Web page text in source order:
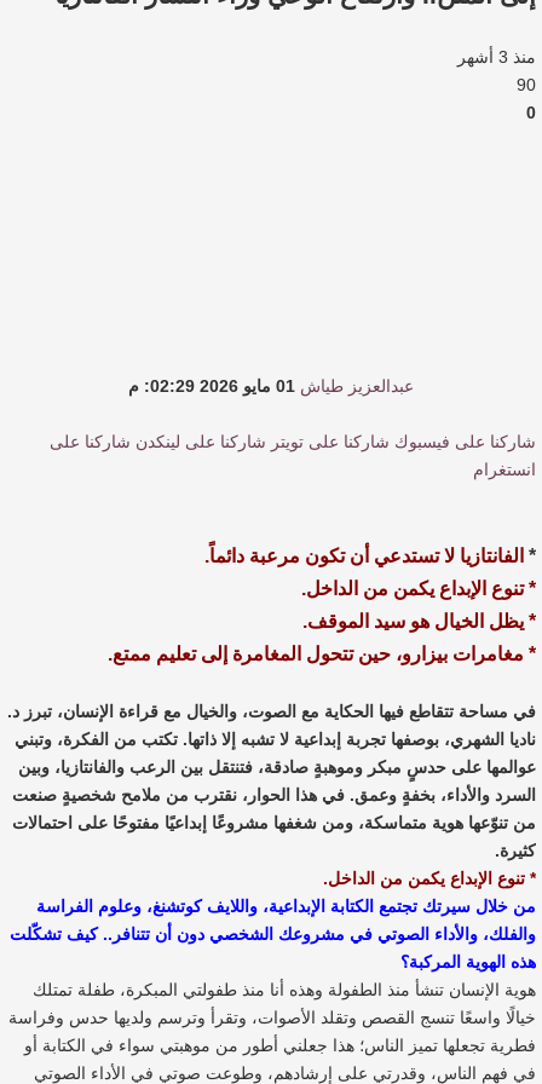
منذ 3 أشهر
90
0
عبدالعزيز طياش 01 مايو 2026 02:29: م
شاركنا على فيسبوك شاركنا على تويتر شاركنا على لينكدن شاركنا على
انستغرام
* الفانتازيا لا تستدعي أن تكون مرعبة دائماً.
* تنوع الإبداع يكمن من الداخل.
* يظل الخيال هو سيد الموقف.
* مغامرات بيزارو، حين تتحول المغامرة إلى تعليم ممتع.
في مساحة تتقاطع فيها الحكاية مع الصوت، والخيال مع قراءة الإنسان، تبرز د.
ناديا الشهري، بوصفها تجربة إبداعية لا تشبه إلا ذاتها. تكتب من الفكرة، وتبني
عوالمها على حدسٍ مبكر وموهبةٍ صادقة، فتنتقل بين الرعب والفانتازيا، وبين
السرد والأداء، بخفةٍ وعمق. في هذا الحوار، نقترب من ملامح شخصيةٍ صنعت
من تنوّعها هوية متماسكة، ومن شغفها مشروعًا إبداعيًا مفتوحًا على احتمالات
كثيرة.
* تنوع الإبداع يكمن من الداخل.
من خلال سيرتك تجتمع الكتابة الإبداعية، واللايف كوتشنغ، وعلوم الفراسة
والفلك، والأداء الصوتي في مشروعك الشخصي دون أن تتنافر.. كيف تشكّلت
هذه الهوية المركبة؟
هوية الإنسان تنشأ منذ الطفولة وهذه أنا منذ طفولتي المبكرة، طفلة تمتلك
خيالًا واسعًا تنسج القصص وتقلد الأصوات، وتقرأ وترسم ولديها حدس وفراسة
فطرية تجعلها تميز الناس؛ هذا جعلني أطور من موهبتي سواء في الكتابة أو
في فهم الناس، وقدرتي على إرشادهم، وطوعت صوتي في الأداء الصوتي